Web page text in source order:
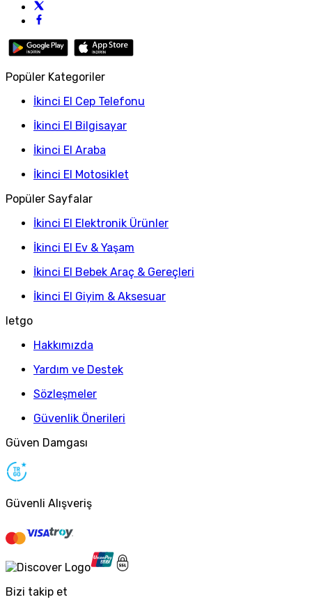
Popüler Kategoriler
İkinci El Cep Telefonu
İkinci El Bilgisayar
İkinci El Araba
İkinci El Motosiklet
Popüler Sayfalar
İkinci El Elektronik Ürünler
İkinci El Ev & Yaşam
İkinci El Bebek Araç & Gereçleri
İkinci El Giyim & Aksesuar
letgo
Hakkımızda
Yardım ve Destek
Sözleşmeler
Güvenlik Önerileri
Güven Damgası
Güvenli Alışveriş
Bizi takip et